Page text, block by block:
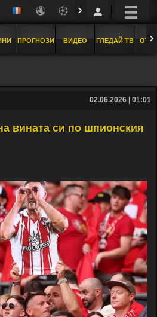
›
ПРОГНОЗИ ВИДЕО ГЛЕДАЙ ТВ ›
02.06.2026 | 01:01
вината си по шпионския